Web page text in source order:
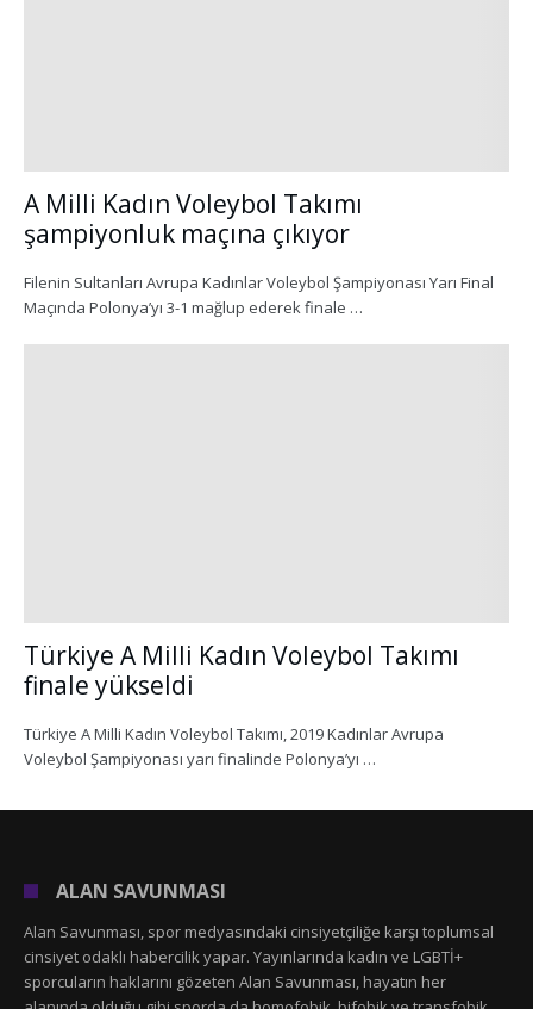
A Milli Kadın Voleybol Takımı
şampiyonluk maçına çıkıyor
Filenin Sultanları Avrupa Kadınlar Voleybol Şampiyonası Yarı Final
Maçında Polonya’yı 3-1 mağlup ederek finale …
Türkiye A Milli Kadın Voleybol Takımı
finale yükseldi
Türkiye A Milli Kadın Voleybol Takımı, 2019 Kadınlar Avrupa
Voleybol Şampiyonası yarı finalinde Polonya’yı …
ALAN SAVUNMASI
Alan Savunması, spor medyasındaki cinsiyetçiliğe karşı toplumsal
cinsiyet odaklı habercilik yapar. Yayınlarında kadın ve LGBTİ+
sporcuların haklarını gözeten Alan Savunması, hayatın her